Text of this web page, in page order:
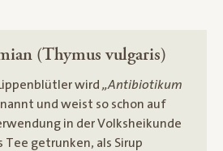
(Thymus vulgaris)
wird „Antibiotikum
und weist so schon auf
in der Volksheikunde
Tee getrunken, als Sirup